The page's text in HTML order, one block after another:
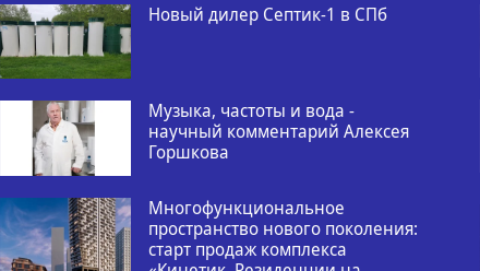
Новый дилер Септик-1 в СПб
Музыка, частоты и вода -
научный комментарий Алексея
Горшкова
Многофункциональное
пространство нового поколения:
старт продаж комплекса